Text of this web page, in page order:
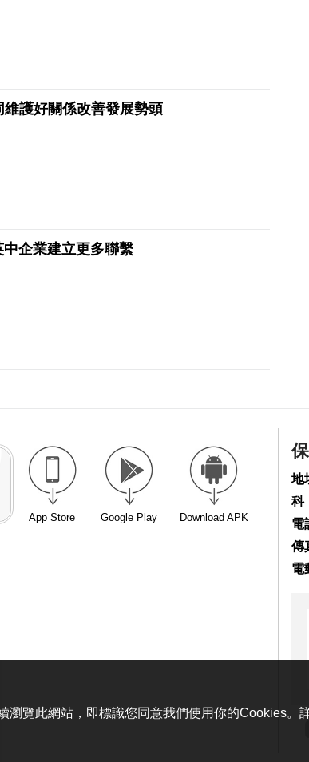
護好關係改善發展勢頭
企業建立更多聯繫
App Store Google Play Download APK
地
科
電
傳
電
覽此網站，即標識您同意我們使用你的Cookies。